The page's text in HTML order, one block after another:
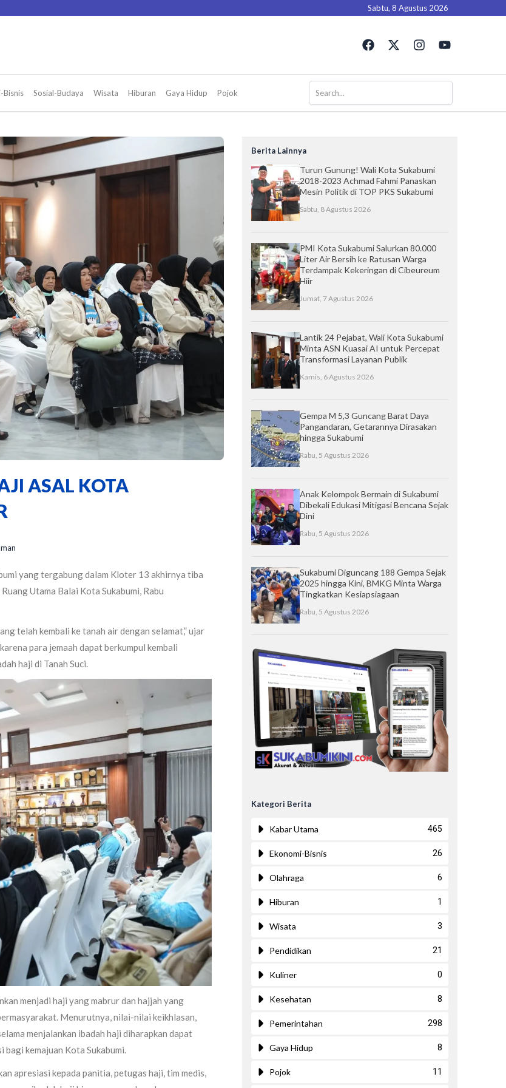
Sabtu, 8 Agustus 2026
F
a
e
o
o
X
-
w
t
t
I
n
t
g
r
Y
o
t
b
e
Bisnis Sosial-Budaya Wisata Hiburan Gaya Hidup Pojok
ASAL KOTA
yang tergabung dalam Kloter 13 akhirnya tiba
Utama Balai Kota Sukabumi, Rabu
telah kembali ke tanah air dengan selamat,” ujar
para jemaah dapat berkumpul kembali
haji di Tanah Suci.
menjadi haji yang mabrur dan hajjah yang
Menurutnya, nilai-nilai keikhlasan,
menjalankan ibadah haji diharapkan dapat
kemajuan Kota Sukabumi.
apresiasi kepada panitia, petugas haji, tim medis,
Berita Lainnya
Turun Gunung! Wali Kota Sukabumi
2018-2023 Achmad Fahmi Panaskan
Mesin Politik di TOP PKS Sukabumi
Sabtu, 8 Agustus 2026
PMI Kota Sukabumi Salurkan 80.000
Liter Air Bersih ke Ratusan Warga
Terdampak Kekeringan di Cibeureum
Hiir
Jumat, 7 Agustus 2026
Lantik 24 Pejabat, Wali Kota Sukabumi
Minta ASN Kuasai AI untuk Percepat
Transformasi Layanan Publik
Kamis, 6 Agustus 2026
Gempa M 5,3 Guncang Barat Daya
Pangandaran, Getarannya Dirasakan
hingga Sukabumi
Rabu, 5 Agustus 2026
Anak Kelompok Bermain di Sukabumi
Dibekali Edukasi Mitigasi Bencana Sejak
Dini
Rabu, 5 Agustus 2026
Sukabumi Diguncang 188 Gempa Sejak
2025 hingga Kini, BMKG Minta Warga
Tingkatkan Kesiapsiagaan
Rabu, 5 Agustus 2026
Kategori Berita
Kabar Utama 465
Ekonomi-Bisnis 26
Olahraga 6
Hiburan 1
Wisata 3
Pendidikan 21
Kuliner 0
Kesehatan 8
Pemerintahan 298
Gaya Hidup 8
Pojok 11